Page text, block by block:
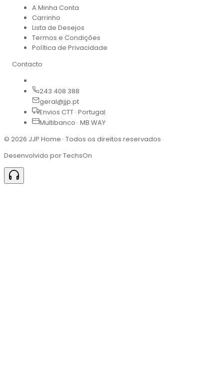
A Minha Conta
Carrinho
Lista de Desejos
Termos e Condições
Política de Privacidade
Contacto
243 408 388
geral@jjp.pt
Envios CTT · Portugal
Multibanco · MB WAY
© 2026 JJP Home · Todos os direitos reservados
Desenvolvido por TechsOn